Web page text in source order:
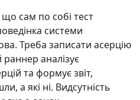
сам по собі тест
системи
Треба записати асерцію
раннер аналізує
та формує звіт,
а які ні. Видсутність